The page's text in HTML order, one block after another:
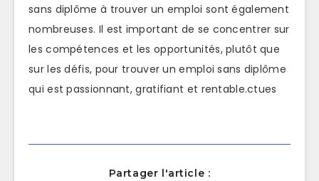
sans diplôme à trouver un emploi sont également
nombreuses. Il est important de se concentrer sur
les compétences et les opportunités, plutôt que
sur les défis, pour trouver un emploi sans diplôme
qui est passionnant, gratifiant et rentable.ctues
Partager l'article :